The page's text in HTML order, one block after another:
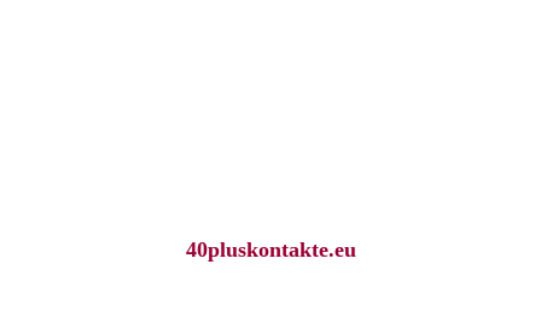
40pluskontakte.eu